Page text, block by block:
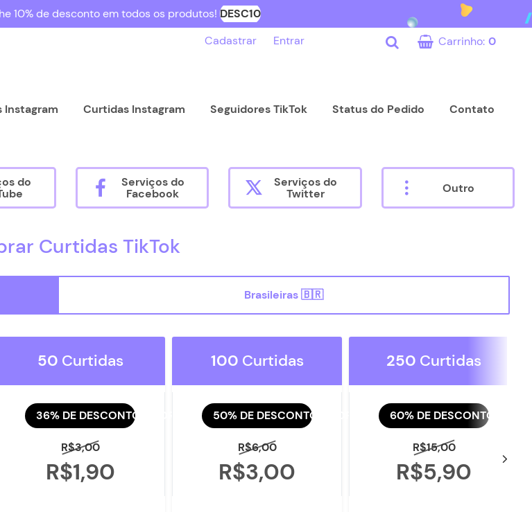
10% de desconto em todos os produtos! DESC10
Carrinho: 0
Cadastrar Entrar
Instagram Curtidas Instagram Seguidores TikTok Status do Pedido Contato
do
Serviços do
Facebook
Serviços do
Twitter
Outro
Curtidas TikTok
Brasileiras 🇧🇷
50 Curtidas
36% DE DESCONTO AGORA
R$3,00
R$1,90
100 Curtidas
50% DE DESCONTO AGORA
R$6,00
R$3,00
250 Curtidas
60% DE DESCONTO
R$15,00
R$5,90